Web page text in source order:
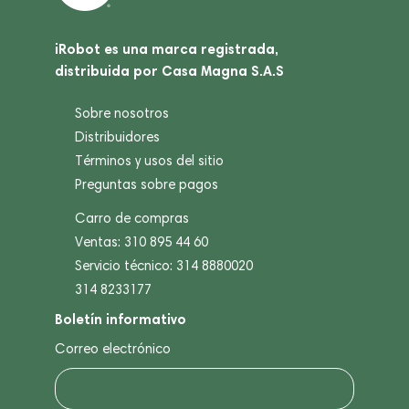
iRobot es una marca registrada,
distribuida por Casa Magna S.A.S
Sobre nosotros
Distribuidores
Términos y usos del sitio
Preguntas sobre pagos
Carro de compras
Ventas: 310 895 44 60
Servicio técnico: 314 8880020
314 8233177
Boletín informativo
Correo electrónico